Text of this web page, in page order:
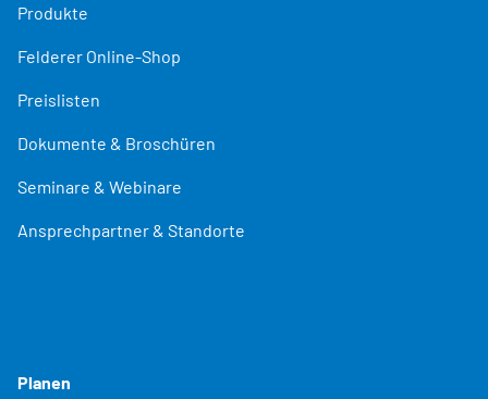
Produkte
Felderer Online-Shop
Preislisten
Dokumente & Broschüren
Seminare & Webinare
Ansprechpartner & Standorte
Planen